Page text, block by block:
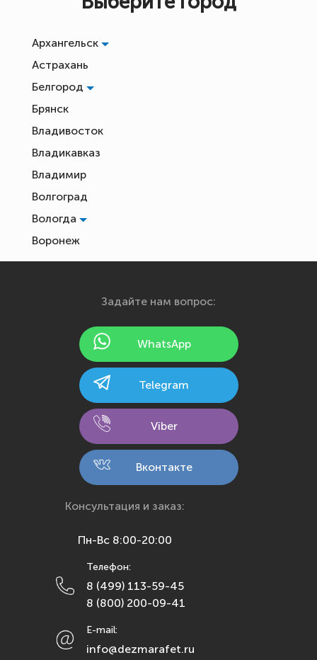
Архангельск
Астрахань
Белгород
Брянск
Владивосток
Владикавказ
Владимир
Волгоград
Вологда
Воронеж
Екатеринбург
Йошкар-Ола
Калининград
Кемерово
Кострома
Краснодар
Красноярск
Махачкала
Москва
Набережные Челны
Задайте нам вопрос:
WhatsApp
Telegram
Viber
Вконтакте
Консультация и заказ:
Пн-Вс 8:00-20:00
Телефон:
8 (499) 113-59-45
8 (800) 200-09-41
E-mail:
info@dezmarafet.ru